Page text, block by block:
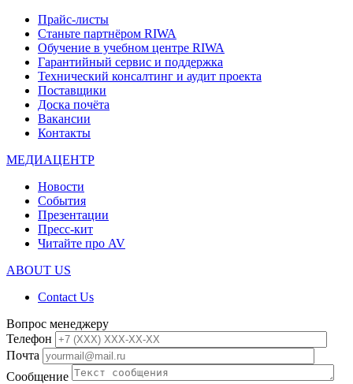
Прайс-листы
Станьте партнёром RIWA
Обучение в учебном центре RIWA
Гарантийный сервис и поддержка
Технический консалтинг и аудит проекта
Поставщики
Доска почёта
Вакансии
Контакты
МЕДИАЦЕНТР
Новости
События
Презентации
Пресс-кит
Читайте про AV
ABOUT US
Contact Us
Вопрос менеджеру
Телефон
Почта
Сообщение